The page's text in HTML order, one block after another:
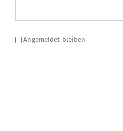
Angemeldet bleiben